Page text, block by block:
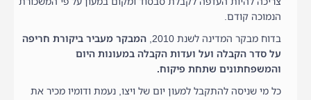
הנמוכה קודם.
בדוח מבקר המדינה לשנת 2010,
המבקר מעביר ביקורת חריפה
על סדר הקבלה ועל ועדות הקבלה במעונות היום
והמשפחתונים שתחת פיקוח.
כל מי שניסה להתקבל למעון יום של ויצו, נעמת ודומיו מכיר את